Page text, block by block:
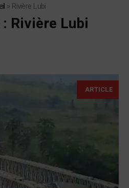
» Rivière Lubi
Rivière Lubi
ARTICLE